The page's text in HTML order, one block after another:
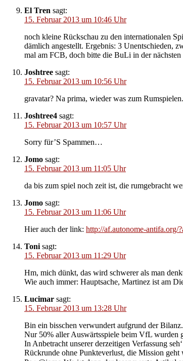
El Tren sagt:
15. Februar 2013 um 10:46 Uhr
noch kleine Rückschau zu den internationalen
dämlich angestellt. Ergebnis: 3 Unentschieden,
mal am FCB, doch bitte die BuLi in der nächsten
Joshtree sagt:
15. Februar 2013 um 10:56 Uhr
gravatar? Na prima, wieder was zum
Joshtree4 sagt:
15. Februar 2013 um 10:57 Uhr
Sorry für’S Spammen…
Jomo sagt:
15. Februar 2013 um 11:05 Uhr
da bis zum spiel noch zeit ist, die rumgebracht
Jomo sagt:
15. Februar 2013 um 11:06 Uhr
Hier auch der link: http://af.autonome-antifa.org/
Toni sagt:
15. Februar 2013 um 11:29 Uhr
Hm, mich dünkt, das wird schwerer als man
Wie auch immer: Hauptsache, Martinez ist am
Lucimar sagt:
15. Februar 2013 um 13:28 Uhr
Bin ein bisschen verwundert aufgrund der Bilanz.
Nur 50% aller Auswärtsspiele beim VfL wurden
In Anbetracht unserer derzeitigen Verfassung
Rückrunde ohne Punkteverlust, die Mission geht